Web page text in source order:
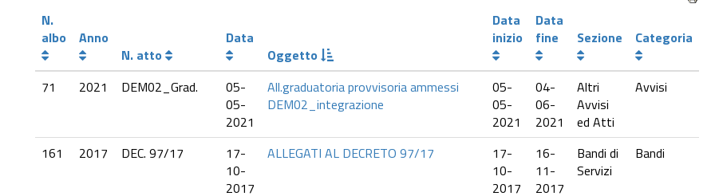
N.
albo
Anno
N. atto
Data
Oggetto
Data
inizio
Data
fine
Sezione Categoria
71 2021 DEM02_Grad.
05-
05-
2021
All.graduatoria provvisoria ammessi
DEM02_integrazione
05-
05-
2021
04-
06-
2021
Altri
Avvisi
ed Atti
Avvisi
161 2017 DEC. 97/17
17-
10-
2017
ALLEGATI AL DECRETO 97/17
17-
10-
2017
16-
11-
2017
Bandi di
Servizi
Bandi